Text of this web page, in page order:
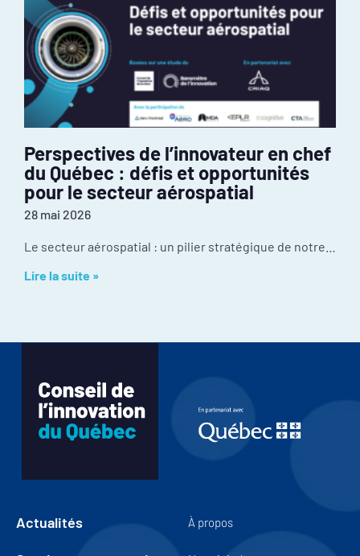
Perspectives de l’innovateur en chef
du Québec : défis et opportunités
pour le secteur aérospatial
28 mai 2026
Lire la suite »
Actualités À propos